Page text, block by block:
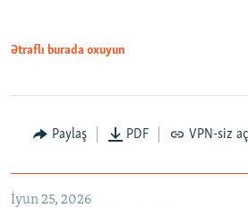
Auto 240p 360p
720p 1080p
Ətraflı burada oxuyun
Paylaş PDF VPN-siz
İyun 25, 2026